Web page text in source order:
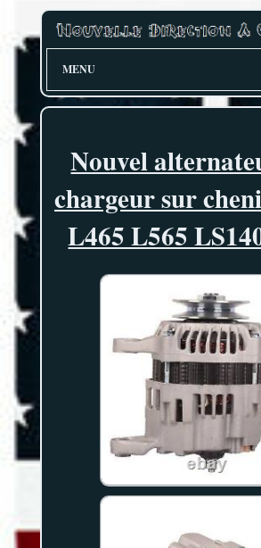
MENU
Nouvel
chargeur sur
L465 L565